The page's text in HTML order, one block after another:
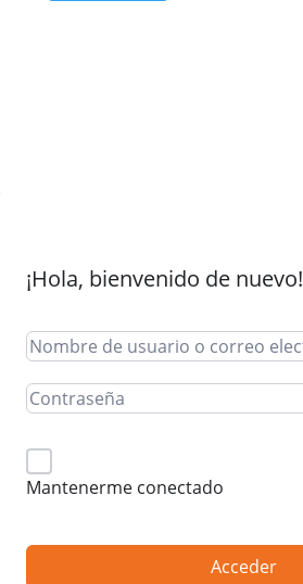
¡Hola, bienvenido de nuevo!
Mantenerme conectado
Acceder